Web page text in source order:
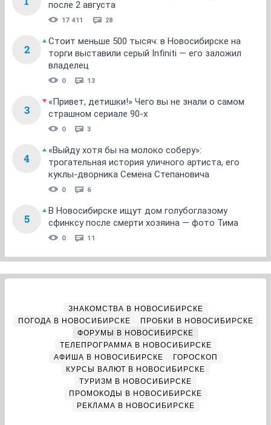
после 2 августа
17 411 28
2
Стоит меньше 500 тысяч: в Новосибирске на
торги выставили серый Infiniti — его заложил
владелец
0 13
3
«Привет, детишки!» Чего вы не знали о самом
страшном сериале 90-х
0 3
4
«Выйду хотя бы на молоко соберу»:
трогательная история уличного артиста, его
куклы-дворника Семена Степановича
0 6
5
В Новосибирске ищут дом голубоглазому
сфинксу после смерти хозяина — фото Тима
0 11
ЗНАКОМСТВА В НОВОСИБИРСКЕ
ПОГОДА В НОВОСИБИРСКЕ
ПРОБКИ В НОВОСИБИРСКЕ
ФОРУМЫ В НОВОСИБИРСКЕ
ТЕЛЕПРОГРАММА В НОВОСИБИРСКЕ
АФИША В НОВОСИБИРСКЕ
ГОРОСКОП
КУРСЫ ВАЛЮТ В НОВОСИБИРСКЕ
ТУРИЗМ В НОВОСИБИРСКЕ
ПРОМОКОДЫ В НОВОСИБИРСКЕ
РЕКЛАМА В НОВОСИБИРСКЕ